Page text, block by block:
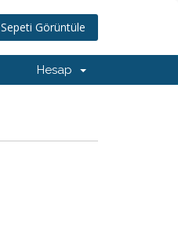
Sepeti Görüntüle
Hesap